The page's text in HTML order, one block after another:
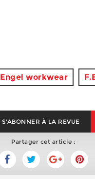
Engel workwear
S'ABONNER À LA REVUE
Partager cet article :